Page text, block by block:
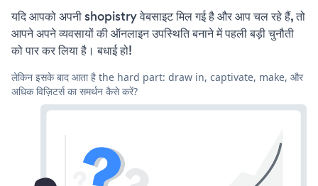
यदि आपको अपनी shopistry वेबसाइट मिल गई है और आप चल रहे हैं, तो
आपने अपने व्यवसायों की ऑनलाइन उपस्थिति बनाने में पहली बड़ी चुनौती
को पार कर लिया है। बधाई हो!
लेकिन इसके बाद आता है the hard part: draw in, captivate, make, और
अधिक विज़िटर्स का समर्थन कैसे करें?